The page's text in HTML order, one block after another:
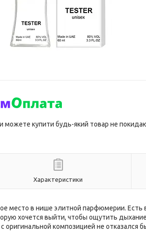
можете купити будь-який товар не
Характеристики
место в нише элитной парфюмерии. Есть
хочется выйти, чтобы ощутить
композицией не отказался